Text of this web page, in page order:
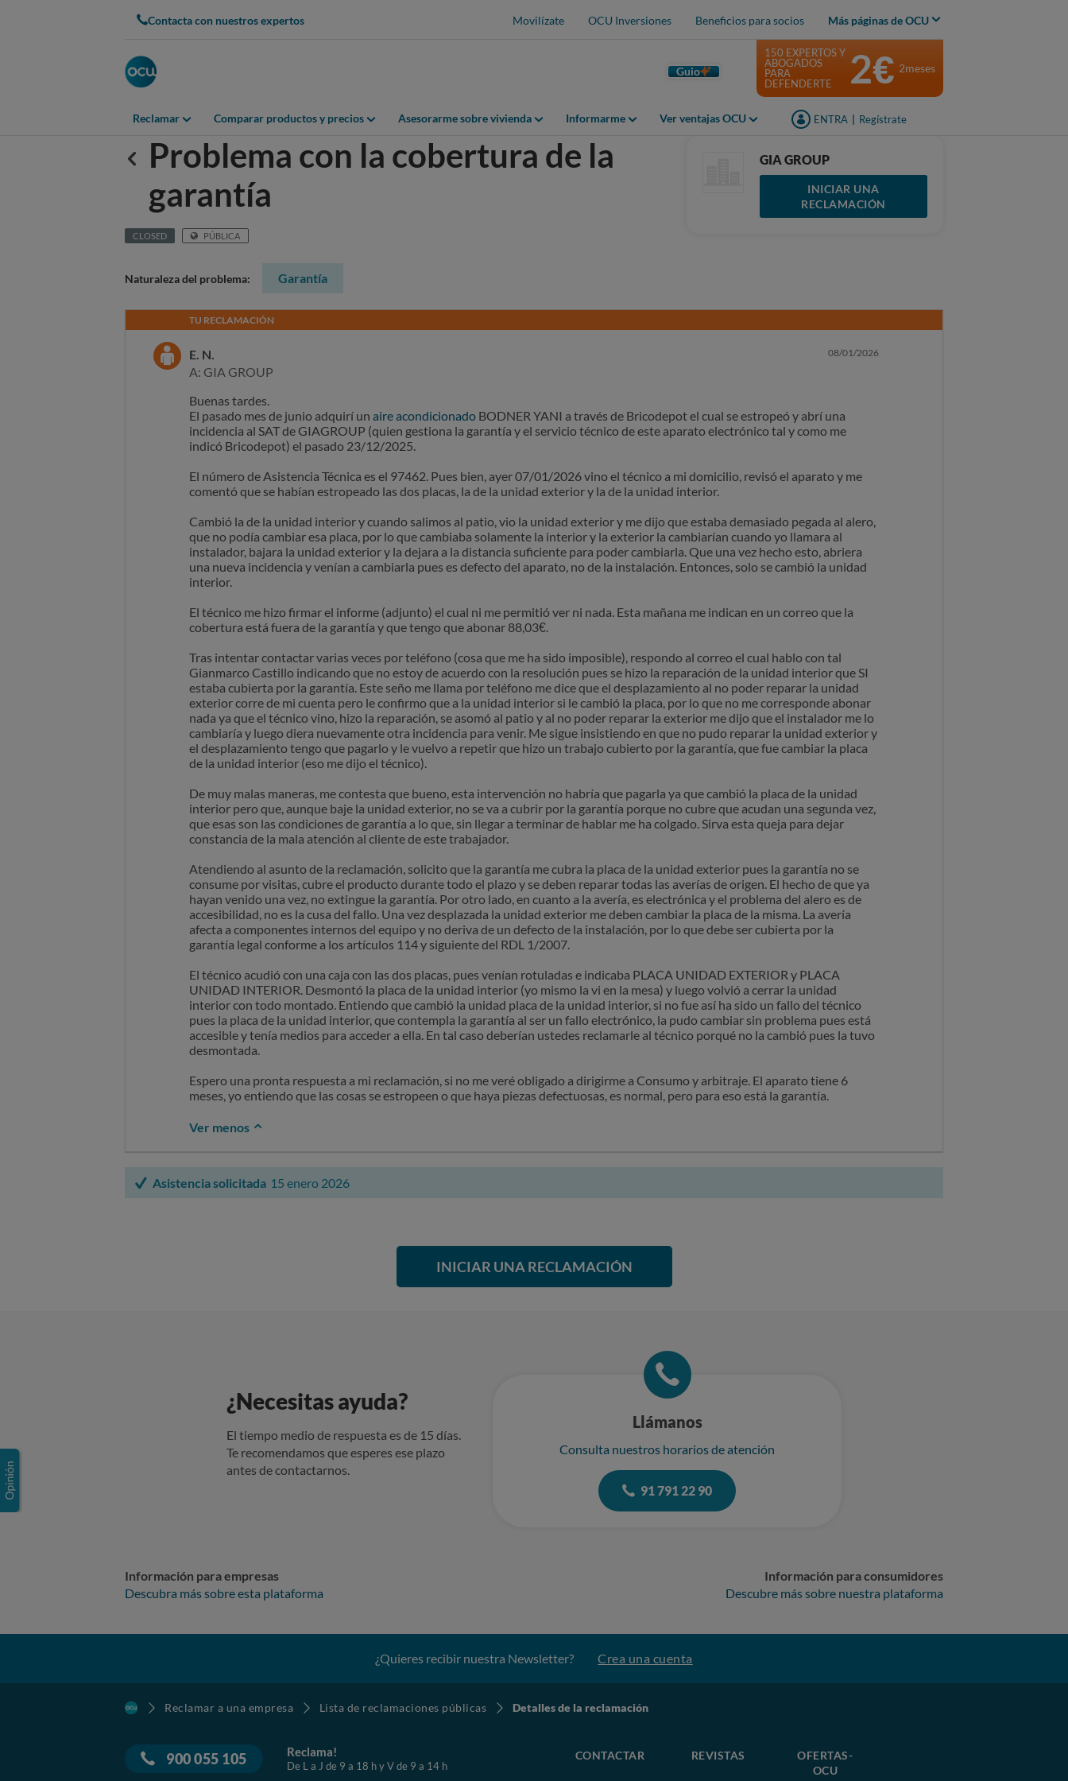
Contacta con nuestros expertos Movilízate OCU Inversiones Beneficios para socios Más páginas de OCU
Guio
Reclamar Comparar productos y precios Asesorarme sobre vivienda Informarme Ver ventajas OCU ENTRA Regístrate
150 EXPERTOS Y
ABOGADOS
PARA
DEFENDERTE
2€ 2meses
Anterior
Problema con la cobertura de la
garantía
CLOSED PÚBLICA
GIA GROUP
INICIAR UNA
RECLAMACIÓN
Naturaleza del problema: Garantía
TU RECLAMACIÓN
E. N.
A: GIA GROUP
08/01/2026
Buenas tardes.
El pasado mes de junio adquirí un aire acondicionado BODNER YANI a través de Bricodepot el cual se estropeó y abrí una
incidencia al SAT de GIAGROUP (quien gestiona la garantía y el servicio técnico de este aparato electrónico tal y como me
indicó Bricodepot) el pasado 23/12/2025.
El número de Asistencia Técnica es el 97462. Pues bien, ayer 07/01/2026 vino el técnico a mi domicilio, revisó el aparato y me
comentó que se habían estropeado las dos placas, la de la unidad exterior y la de la unidad interior.
Cambió la de la unidad interior y cuando salimos al patio, vio la unidad exterior y me dijo que estaba demasiado pegada al alero,
que no podía cambiar esa placa, por lo que cambiaba solamente la interior y la exterior la cambiarían cuando yo llamara al
instalador, bajara la unidad exterior y la dejara a la distancia suficiente para poder cambiarla. Que una vez hecho esto, abriera
una nueva incidencia y venían a cambiarla pues es defecto del aparato, no de la instalación. Entonces, solo se cambió la unidad
interior.
El técnico me hizo firmar el informe (adjunto) el cual ni me permitió ver ni nada. Esta mañana me indican en un correo que la
cobertura está fuera de la garantía y que tengo que abonar 88,03€.
Tras intentar contactar varias veces por teléfono (cosa que me ha sido imposible), respondo al correo el cual hablo con tal
Gianmarco Castillo indicando que no estoy de acuerdo con la resolución pues se hizo la reparación de la unidad interior que SI
estaba cubierta por la garantía. Este seño me llama por teléfono me dice que el desplazamiento al no poder reparar la unidad
exterior corre de mi cuenta pero le confirmo que a la unidad interior si le cambió la placa, por lo que no me corresponde abonar
nada ya que el técnico vino, hizo la reparación, se asomó al patio y al no poder reparar la exterior me dijo que el instalador me lo
cambiaría y luego diera nuevamente otra incidencia para venir. Me sigue insistiendo en que no pudo reparar la unidad exterior y
el desplazamiento tengo que pagarlo y le vuelvo a repetir que hizo un trabajo cubierto por la garantía, que fue cambiar la placa
de la unidad interior (eso me dijo el técnico).
De muy malas maneras, me contesta que bueno, esta intervención no habría que pagarla ya que cambió la placa de la unidad
interior pero que, aunque baje la unidad exterior, no se va a cubrir por la garantía porque no cubre que acudan una segunda vez,
que esas son las condiciones de garantía a lo que, sin llegar a terminar de hablar me ha colgado. Sirva esta queja para dejar
constancia de la mala atención al cliente de este trabajador.
Atendiendo al asunto de la reclamación, solicito que la garantía me cubra la placa de la unidad exterior pues la garantía no se
consume por visitas, cubre el producto durante todo el plazo y se deben reparar todas las averías de origen. El hecho de que ya
hayan venido una vez, no extingue la garantía. Por otro lado, en cuanto a la avería, es electrónica y el problema del alero es de
accesibilidad, no es la cusa del fallo. Una vez desplazada la unidad exterior me deben cambiar la placa de la misma. La avería
afecta a componentes internos del equipo y no deriva de un defecto de la instalación, por lo que debe ser cubierta por la
garantía legal conforme a los artículos 114 y siguiente del RDL 1/2007.
El técnico acudió con una caja con las dos placas, pues venían rotuladas e indicaba PLACA UNIDAD EXTERIOR y PLACA
UNIDAD INTERIOR. Desmontó la placa de la unidad interior (yo mismo la vi en la mesa) y luego volvió a cerrar la unidad
interior con todo montado. Entiendo que cambió la unidad placa de la unidad interior, si no fue así ha sido un fallo del técnico
pues la placa de la unidad interior, que contempla la garantía al ser un fallo electrónico, la pudo cambiar sin problema pues está
accesible y tenía medios para acceder a ella. En tal caso deberían ustedes reclamarle al técnico porqué no la cambió pues la tuvo
desmontada.
Espero una pronta respuesta a mi reclamación, si no me veré obligado a dirigirme a Consumo y arbitraje. El aparato tiene 6
meses, yo entiendo que las cosas se estropeen o que haya piezas defectuosas, es normal, pero para eso está la garantía.
Ver menos
Asistencia solicitada 15 enero 2026
INICIAR UNA RECLAMACIÓN
¿Necesitas ayuda?
El tiempo medio de respuesta es de 15 días.
Te recomendamos que esperes ese plazo
antes de contactarnos.
Llámanos
Consulta nuestros horarios de atención
91 791 22 90
Información para empresas
Descubra más sobre esta plataforma
Información para consumidores
Descubre más sobre nuestra plataforma
¿Quieres recibir nuestra Newsletter? Crea una cuenta
Reclamar a una empresa Lista de reclamaciones públicas Detalles de la reclamación
900 055 105 Reclama!
De L a J de 9 a 18 h y V de 9 a 14 h
CONTACTAR REVISTAS
OFERTAS-
OCU